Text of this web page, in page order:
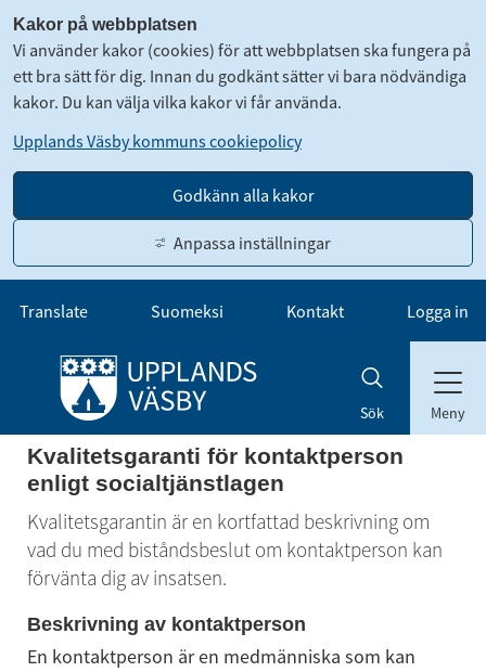
Kakor på webbplatsen
Vi använder kakor (cookies) för att webbplatsen ska fungera på
ett bra sätt för dig. Innan du godkänt sätter vi bara nödvändiga
kakor. Du kan välja vilka kakor vi får använda.
Upplands Väsby kommuns cookiepolicy
Godkänn alla kakor
Anpassa inställningar
Gå till innehåll
Translate Suomeksi Kontakt Logga in
Sök Meny
Kvalitetsgaranti för kontaktperson
enligt socialtjänstlagen
Kvalitetsgarantin är en kortfattad beskrivning om
vad du med biståndsbeslut om kontaktperson kan
förvänta dig av insatsen.
Beskrivning av kontaktperson
En kontaktperson är en medmänniska som kan